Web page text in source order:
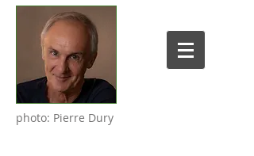
photo: Pierre Dury